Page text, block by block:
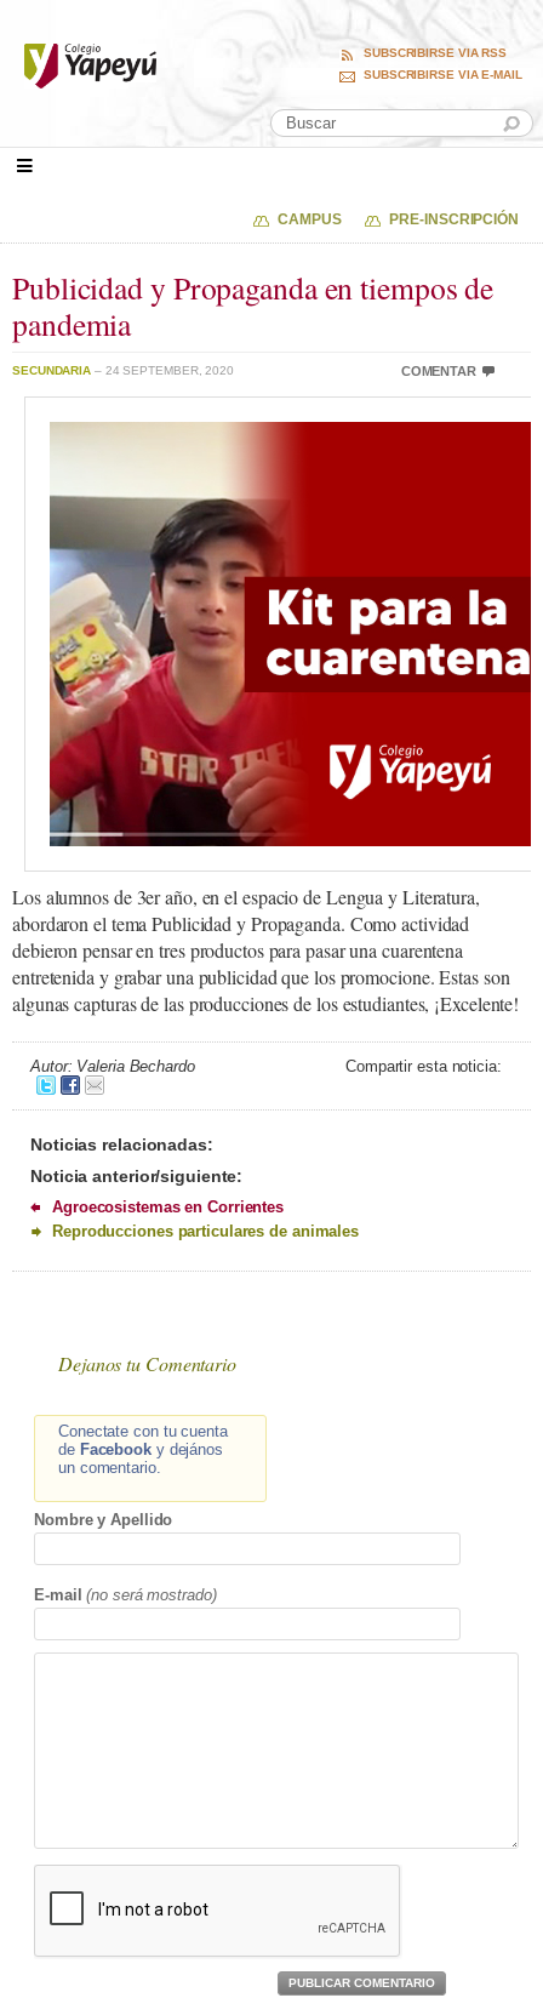
SUBSCRIBIRSE VIA RSS
SUBSCRIBIRSE VIA E-MAIL
CAMPUS PRE-INSCRIPCIÓN
Publicidad y Propaganda en tiempos de
pandemia
SECUNDARIA – 24 SEPTEMBER, 2020 COMENTAR
Los alumnos de 3er año, en el espacio de Lengua y Literatura,
abordaron el tema Publicidad y Propaganda. Como actividad
debieron pensar en tres productos para pasar una cuarentena
entretenida y grabar una publicidad que los promocione. Estas son
algunas capturas de las producciones de los estudiantes, ¡Excelente!
Autor: Valeria Bechardo Compartir esta noticia:
Noticias relacionadas:
Noticia anterior/siguiente:
Agroecosistemas en Corrientes
Reproducciones particulares de animales
Dejanos tu Comentario
Conectate con tu cuenta
de Facebooky dejános
un comentario.
Nombre y Apellido
E-mail (no será mostrado)
PUBLICAR COMENTARIO